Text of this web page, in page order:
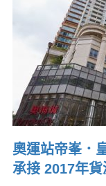
奧運站帝峯．
承接 2017年